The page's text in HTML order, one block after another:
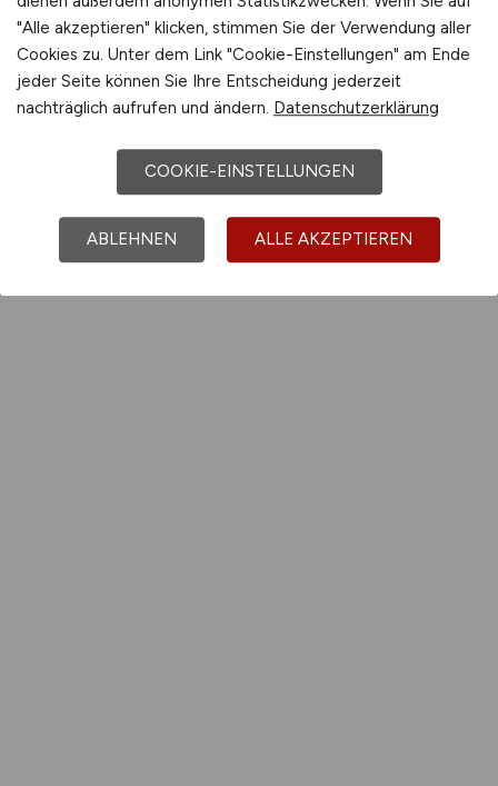
"Alle akzeptieren" klicken, stimmen Sie der Verwendung aller
Cookies zu. Unter dem Link "Cookie-Einstellungen" am Ende
jeder Seite können Sie Ihre Entscheidung jederzeit
nachträglich aufrufen und ändern. Datenschutzerklärung
COOKIE-EINSTELLUNGEN
ABLEHNEN ALLE AKZEPTIEREN